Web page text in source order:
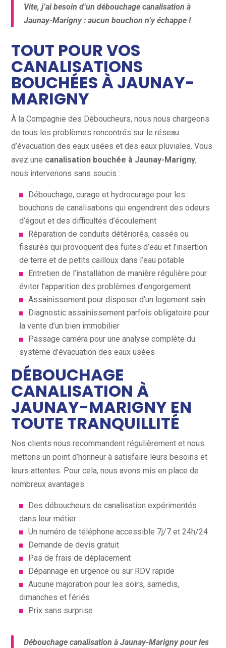
Vite, j’ai besoin d’un débouchage canalisation à
Jaunay-Marigny : aucun bouchon n’y échappe !
TOUT POUR VOS
CANALISATIONS
BOUCHÉES À JAUNAY-
MARIGNY
À la Compagnie des Déboucheurs, nous nous chargeons
de tous les problèmes rencontrés sur le réseau
d’évacuation des eaux usées et des eaux pluviales. Vous
avez une canalisation bouchée à Jaunay-Marigny,
nous intervenons sans soucis :
Débouchage, curage et hydrocurage pour les
bouchons de canalisations qui engendrent des odeurs
d’égout et des difficultés d’écoulement
Réparation de conduits détériorés, cassés ou
fissurés qui provoquent des fuites d’eau et l’insertion
de terre et de petits cailloux dans l’eau potable
Entretien de l’installation de manière régulière pour
éviter l’apparition des problèmes d’engorgement
Assainissement pour disposer d’un logement sain
Diagnostic assainissement parfois obligatoire pour
la vente d’un bien immobilier
Passage caméra pour une analyse complète du
système d’évacuation des eaux usées
DÉBOUCHAGE
CANALISATION À
JAUNAY-MARIGNY EN
TOUTE TRANQUILLITÉ
Nos clients nous recommandent régulièrement et nous
mettons un point d’honneur à satisfaire leurs besoins et
leurs attentes. Pour cela, nous avons mis en place de
nombreux avantages :
Des déboucheurs de canalisation expérimentés
dans leur métier
Un numéro de téléphone accessible 7j/7 et 24h/24
Demande de devis gratuit
Pas de frais de déplacement
Dépannage en urgence ou sur RDV rapide
Aucune majoration pour les soirs, samedis,
dimanches et fériés
Prix sans surprise
Débouchage canalisation à Jaunay-Marigny pour les